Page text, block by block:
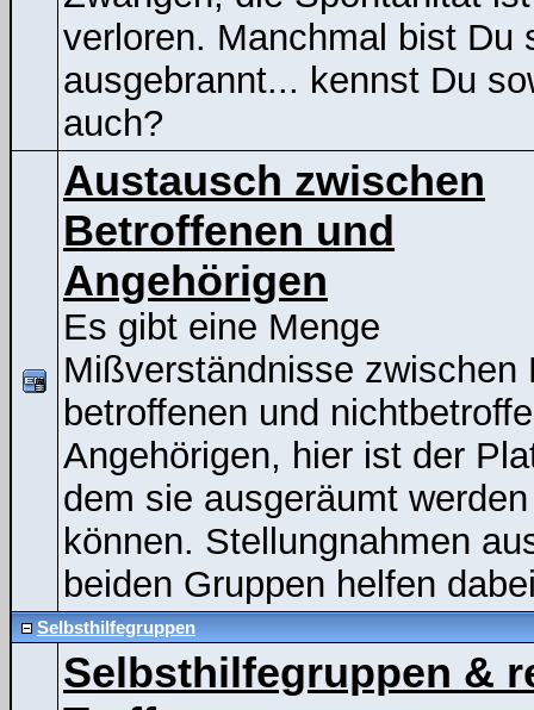
verloren. Manchmal bist Du
ausgebrannt... kennst Du
auch?
Austausch zwischen
Betroffenen und
Angehörigen
Es gibt eine Menge
Mißverständnisse zwischen
betroffenen und
Angehörigen, hier ist der
dem sie ausgeräumt werden
können. Stellungnahmen
beiden Gruppen helfen
Selbsthilfegruppen
Selbsthilfegruppen &